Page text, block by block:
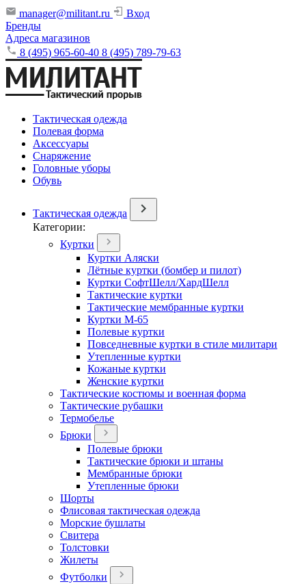
manager@militant.ru
Вход
Бренды
Адреса магазинов
8 (495) 965-60-40 8 (495) 789-79-63
Тактическая одежда
Полевая форма
Аксессуары
Снаряжение
Головные уборы
Обувь
Тактическая одежда
Категории:
Куртки
Куртки Аляски
Лётные куртки (бомбер и пилот)
Куртки СофтШелл/ХардШелл
Тактические куртки
Тактические мембранные куртки
Куртки М-65
Полевые куртки
Повседневные куртки в стиле милитари
Утепленные куртки
Кожаные куртки
Женские куртки
Тактические костюмы и военная форма
Тактические рубашки
Термобелье
Брюки
Полевые брюки
Тактические брюки и штаны
Мембранные брюки
Утепленные брюки
Шорты
Флисовая тактическая одежда
Морские бушлаты
Свитера
Толстовки
Жилеты
Футболки